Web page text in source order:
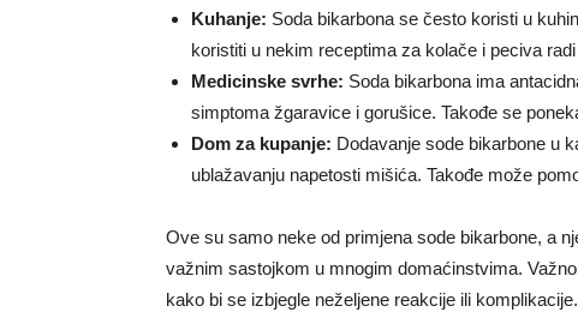
Kuhanje: Soda bikarbona se često koristi u
koristiti u nekim receptima za kolače i peciva
Medicinske svrhe: Soda bikarbona ima
simptoma žgaravice i gorušice. Takođe se
Dom za kupanje: Dodavanje sode bikarbone u
ublažavanju napetosti mišića. Takođe može
Ove su samo neke od primjena sode bikarbone, a
važnim sastojkom u mnogim domaćinstvima.
kako bi se izbjegle neželjene reakcije ili komplikacije.